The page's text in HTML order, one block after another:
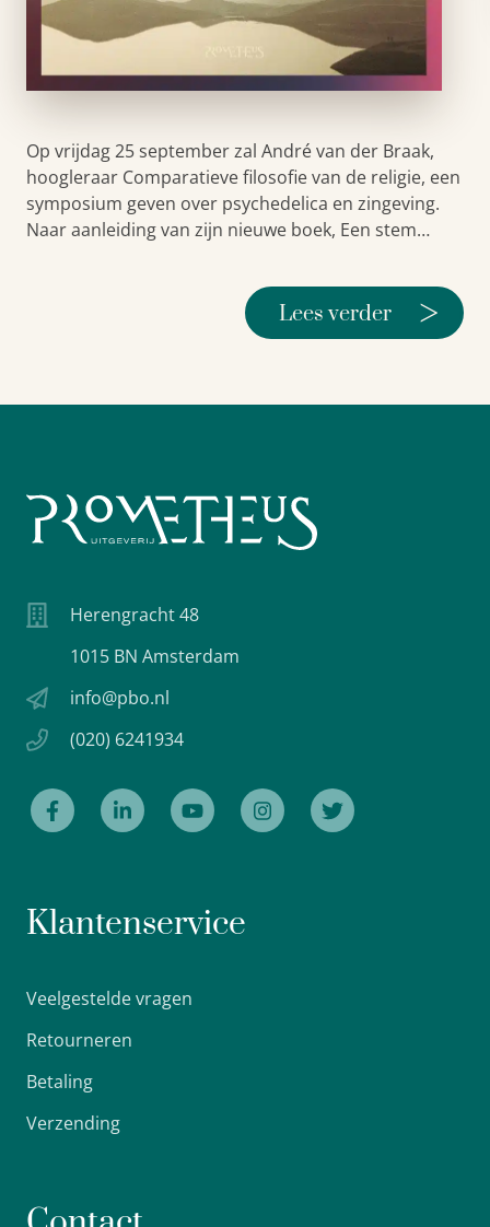
Op vrijdag 25 september zal André van der Braak,
hoogleraar Comparatieve filosofie van de religie, een
symposium geven over psychedelica en zingeving.
Naar aanleiding van zijn nieuwe boek, Een stem…
Lees verder >
Herengracht 48
1015 BN Amsterdam
info@pbo.nl
(020) 6241934
Klantenservice
Veelgestelde vragen
Retourneren
Betaling
Verzending